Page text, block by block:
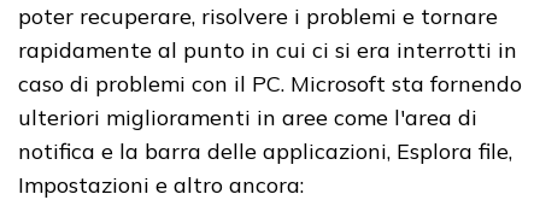
poter recuperare, risolvere i problemi e tornare
rapidamente al punto in cui ci si era interrotti in
caso di problemi con il PC. Microsoft sta fornendo
ulteriori miglioramenti in aree come l'area di
notifica e la barra delle applicazioni, Esplora file,
Impostazioni e altro ancora: